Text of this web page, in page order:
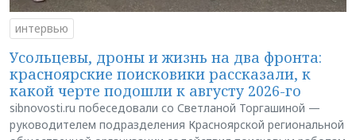
интервью
Усольцевы, дроны и жизнь на два фронта:
красноярские поисковики рассказали, к
какой черте подошли к августу 2026-го
sibnovosti.ru побеседовали со Светланой Торгашиной —
руководителем подразделения Красноярской региональной